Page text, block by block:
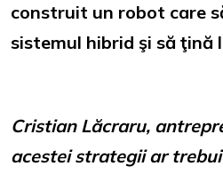
construit un robot care
sistemul hibrid şi să ţină
Cristian Lăcraru,
acestei strategii ar